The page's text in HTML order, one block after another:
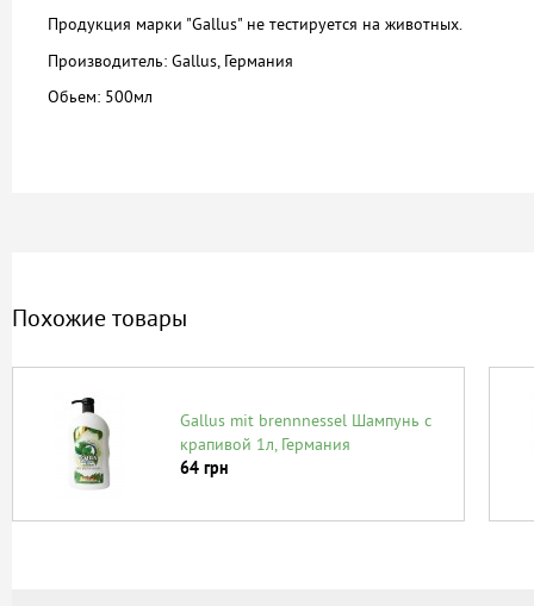
Продукция марки "Gallus" не тестируется на животных.
Производитель: Gallus , Германия
Обьем: 500мл
Похожие товары
Gallus mit brennnessel Шампунь с
крапивой 1л, Германия
64 грн